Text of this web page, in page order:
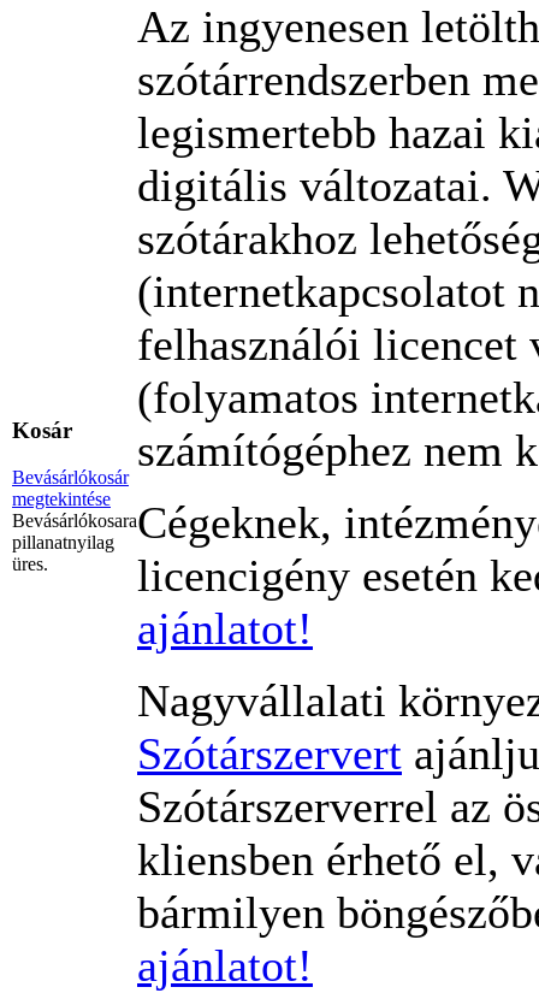
Kosár
Bevásárlókosár
megtekintése
Bevásárlókosara
pillanatnyilag
üres.
Az ingyenesen
szótárrendszerben
legismertebb hazai
digitális változatai.
szótárakhoz
(internetkapcsolatot
felhasználói licencet
(folyamatos
számítógéphez nem
Cégeknek,
licencigény esetén
ajánlatot!
Nagyvállalati
Szótárszervert
Szótárszerverrel az
kliensben érhető el,
bármilyen
ajánlatot!